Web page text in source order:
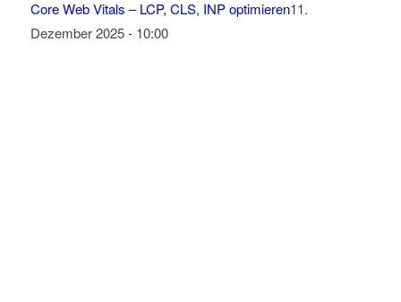
Core Web Vitals – LCP, CLS, INP optimieren11.
Dezember 2025 - 10:00